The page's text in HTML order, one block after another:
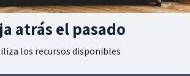
atrás el pasado
los recursos disponibles